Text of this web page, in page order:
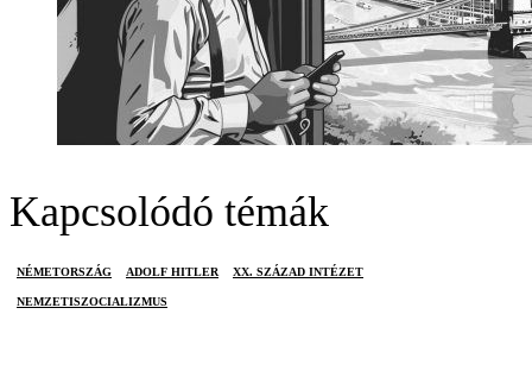
Kapcsolódó témák
NÉMETORSZÁG ADOLF HITLER XX. SZÁZAD INTÉZET
NEMZETISZOCIALIZMUS